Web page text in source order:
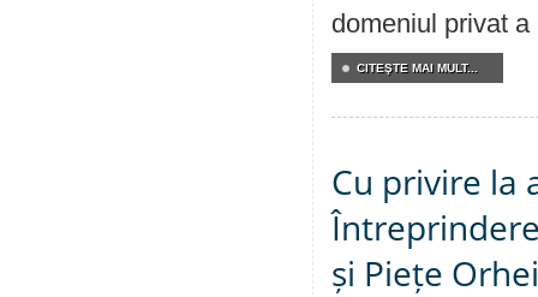
domeniul privat a
CITEŞTE MAI MULT...
Cu privire la
și Piețe